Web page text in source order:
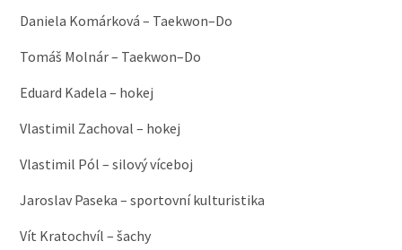
Daniela Komárková – Taekwon–Do
Tomáš Molnár – Taekwon–Do
Eduard Kadela – hokej
Vlastimil Zachoval – hokej
Vlastimil Pól – silový víceboj
Jaroslav Paseka – sportovní kulturistika
Vít Kratochvíl – šachy